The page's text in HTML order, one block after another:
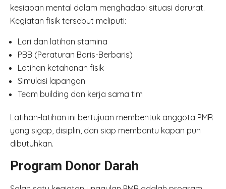
kesiapan mental dalam menghadapi situasi darurat.
Kegiatan fisik tersebut meliputi:
Lari dan latihan stamina
PBB (Peraturan Baris-Berbaris)
Latihan ketahanan fisik
Simulasi lapangan
Team building dan kerja sama tim
Latihan-latihan ini bertujuan membentuk anggota PMR
yang sigap, disiplin, dan siap membantu kapan pun
dibutuhkan.
Program Donor Darah